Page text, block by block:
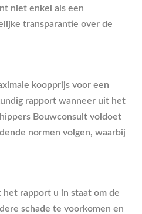
niet enkel als een
transparantie over de
koopprijs voor een
rapport wanneer uit het
Bouwconsult voldoet
normen volgen, waarbij
rapport u in staat om de
schade te voorkomen en